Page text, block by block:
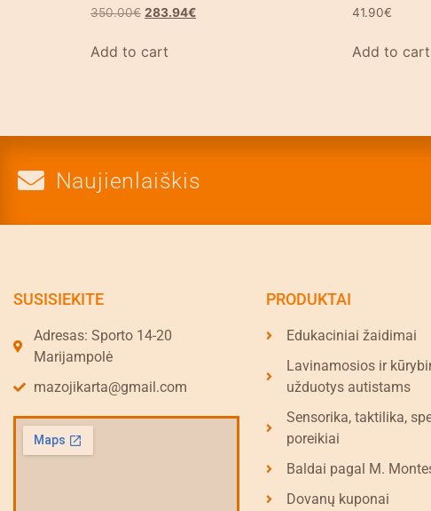
350.00€ 283.94€
Add to cart
41.90€
Add to cart
Naujienlaiškis
SUSISIEKITE
Adresas: Sporto 14-20
Marijampolė
mazojikarta@gmail.com
PRODUKTAI
Edukaciniai žaidimai
Lavinamosios ir
užduotys autistams
Sensorika, taktilika,
poreikiai
Baldai pagal M.
Dovanų kuponai